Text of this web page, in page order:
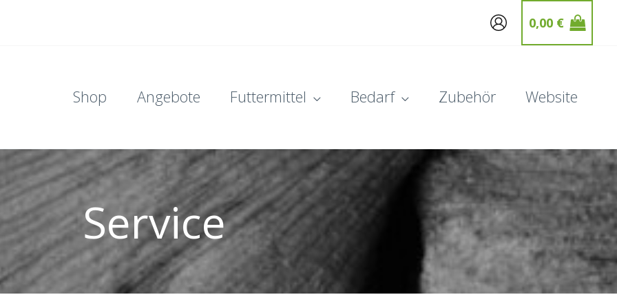
0,00 €
Shop Angebote Futtermittel Bedarf Zubehör Website
Service